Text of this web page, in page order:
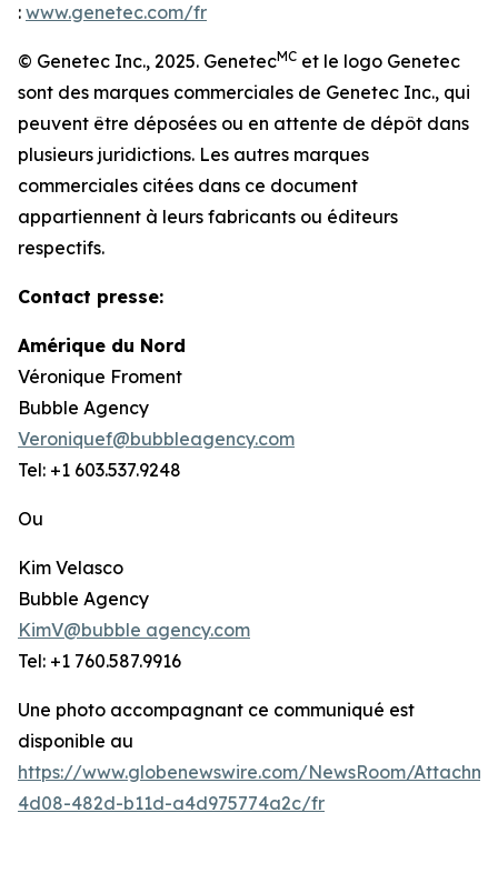
: www.genetec.com/fr
© Genetec Inc., 2025. GenetecMC et le logo Genetec
sont des marques commerciales de Genetec Inc., qui
peuvent être déposées ou en attente de dépôt dans
plusieurs juridictions. Les autres marques
commerciales citées dans ce document
appartiennent à leurs fabricants ou éditeurs
respectifs.
Contact presse:
Amérique du Nord
Véronique Froment
Bubble Agency
Veroniquef@bubbleagency.com
Tel: +1 603.537.9248
Ou
Kim Velasco
Bubble Agency
KimV@bubble agency.com
Tel: +1 760.587.9916
Une photo accompagnant ce communiqué est
disponible au
https://www.globenewswire.com/NewsRoom/
4d08-482d-b11d-a4d975774a2c/fr